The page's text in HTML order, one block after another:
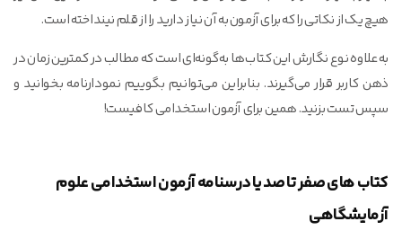
هیچ یک از نکاتی را که برای آزمون به آن نیاز دارید را از قلم نینداخته است.
به‌علاوه نوع نگارش این کتاب‌ها به‌گونه‌ای است که مطالب در کمترین زمان در
ذهن کاربر قرار می‌گیرند. بنابراین می‌توانیم بگوییم نمودارنامه بخوانید و
سپس تست بزنید. همین برای آزمون استخدامی کافیست!
کتاب های صفر تا صد یا درسنامه آزمون استخدامی علوم
آزمایشگاهی